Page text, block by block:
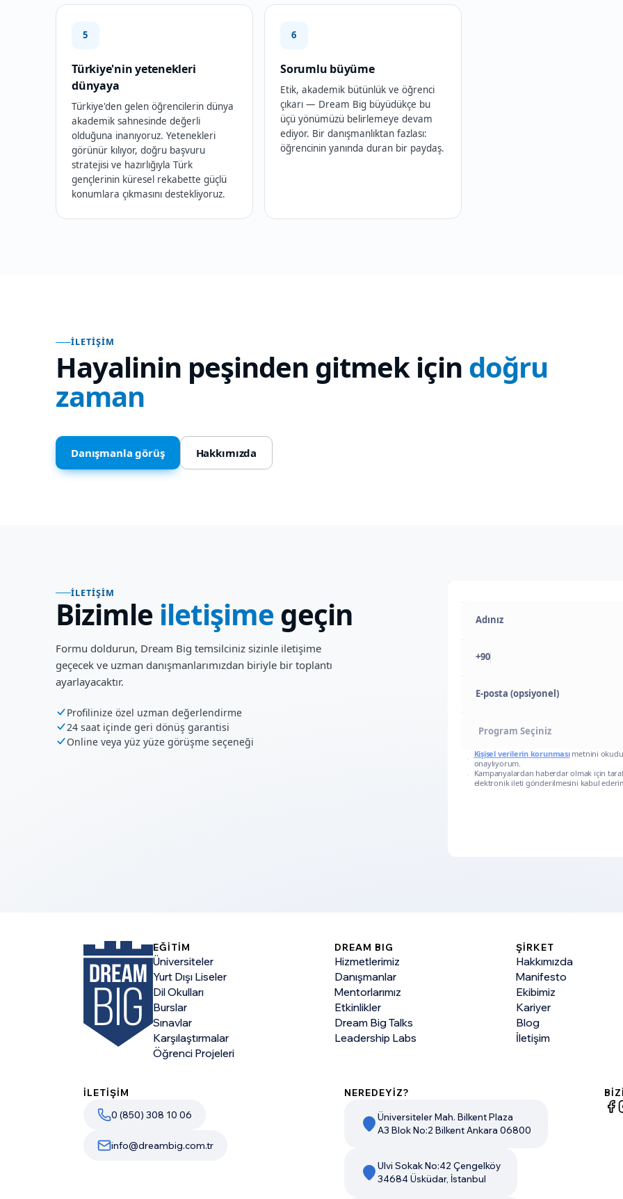
5
Türkiye'nin yetenekleri
dünyaya
Türkiye'den gelen öğrencilerin dünya
akademik sahnesinde değerli
olduğuna inanıyoruz. Yetenekleri
görünür kılıyor, doğru başvuru
stratejisi ve hazırlığıyla Türk
gençlerinin küresel rekabette güçlü
konumlara çıkmasını destekliyoruz.
6
Sorumlu büyüme
Etik, akademik bütünlük ve öğrenci
çıkarı — Dream Big büyüdükçe bu
üçü yönümüzü belirlemeye devam
ediyor. Bir danışmanlıktan fazlası:
öğrencinin yanında duran bir paydaş.
İLETIŞIM
Hayalinin peşinden gitmek için doğru
zaman
Danışmanla görüş Hakkımızda
İLETIŞIM
Bizimle iletişimegeçin
Formu doldurun, Dream Big temsilciniz sizinle iletişime
geçecek ve uzman danışmanlarımızdan biriyle bir toplantı
ayarlayacaktır.
Profilinize özel uzman değerlendirme
24 saat içinde geri dönüş garantisi
Online veya yüz yüze görüşme seçeneği
+90
E-posta (opsiyonel)
Kişisel verilerin korunmasımetnini
onaylıyorum.
Kampanyalardan haberdar olmak için
elektronik ileti gönderilmesini kabul
EĞİTİM
Üniversiteler
Yurt Dışı Liseler
Dil Okulları
Burslar
Sınavlar
Karşılaştırmalar
Öğrenci Projeleri
DREAM BIG
Hizmetlerimiz
Danışmanlar
Mentorlarımız
Etkinlikler
Dream Big Talks
Leadership Labs
ŞİRKET
Hakkımızda
Manifesto
Ekibimiz
Kariyer
Blog
İletişim
İLETİŞİM
0 (850) 308 10 06
info@dreambig.com.tr
NEREDEYİZ?
Üniversiteler Mah. Bilkent Plaza
A3 Blok No:2 Bilkent Ankara 06800
Ulvi Sokak No:42 Çengelköy
34684 Üsküdar, İstanbul